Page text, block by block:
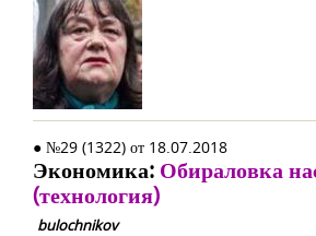
● №29 (1322) от 18.07.2018
Экономика: Обираловка
(технология)
bulochnikov